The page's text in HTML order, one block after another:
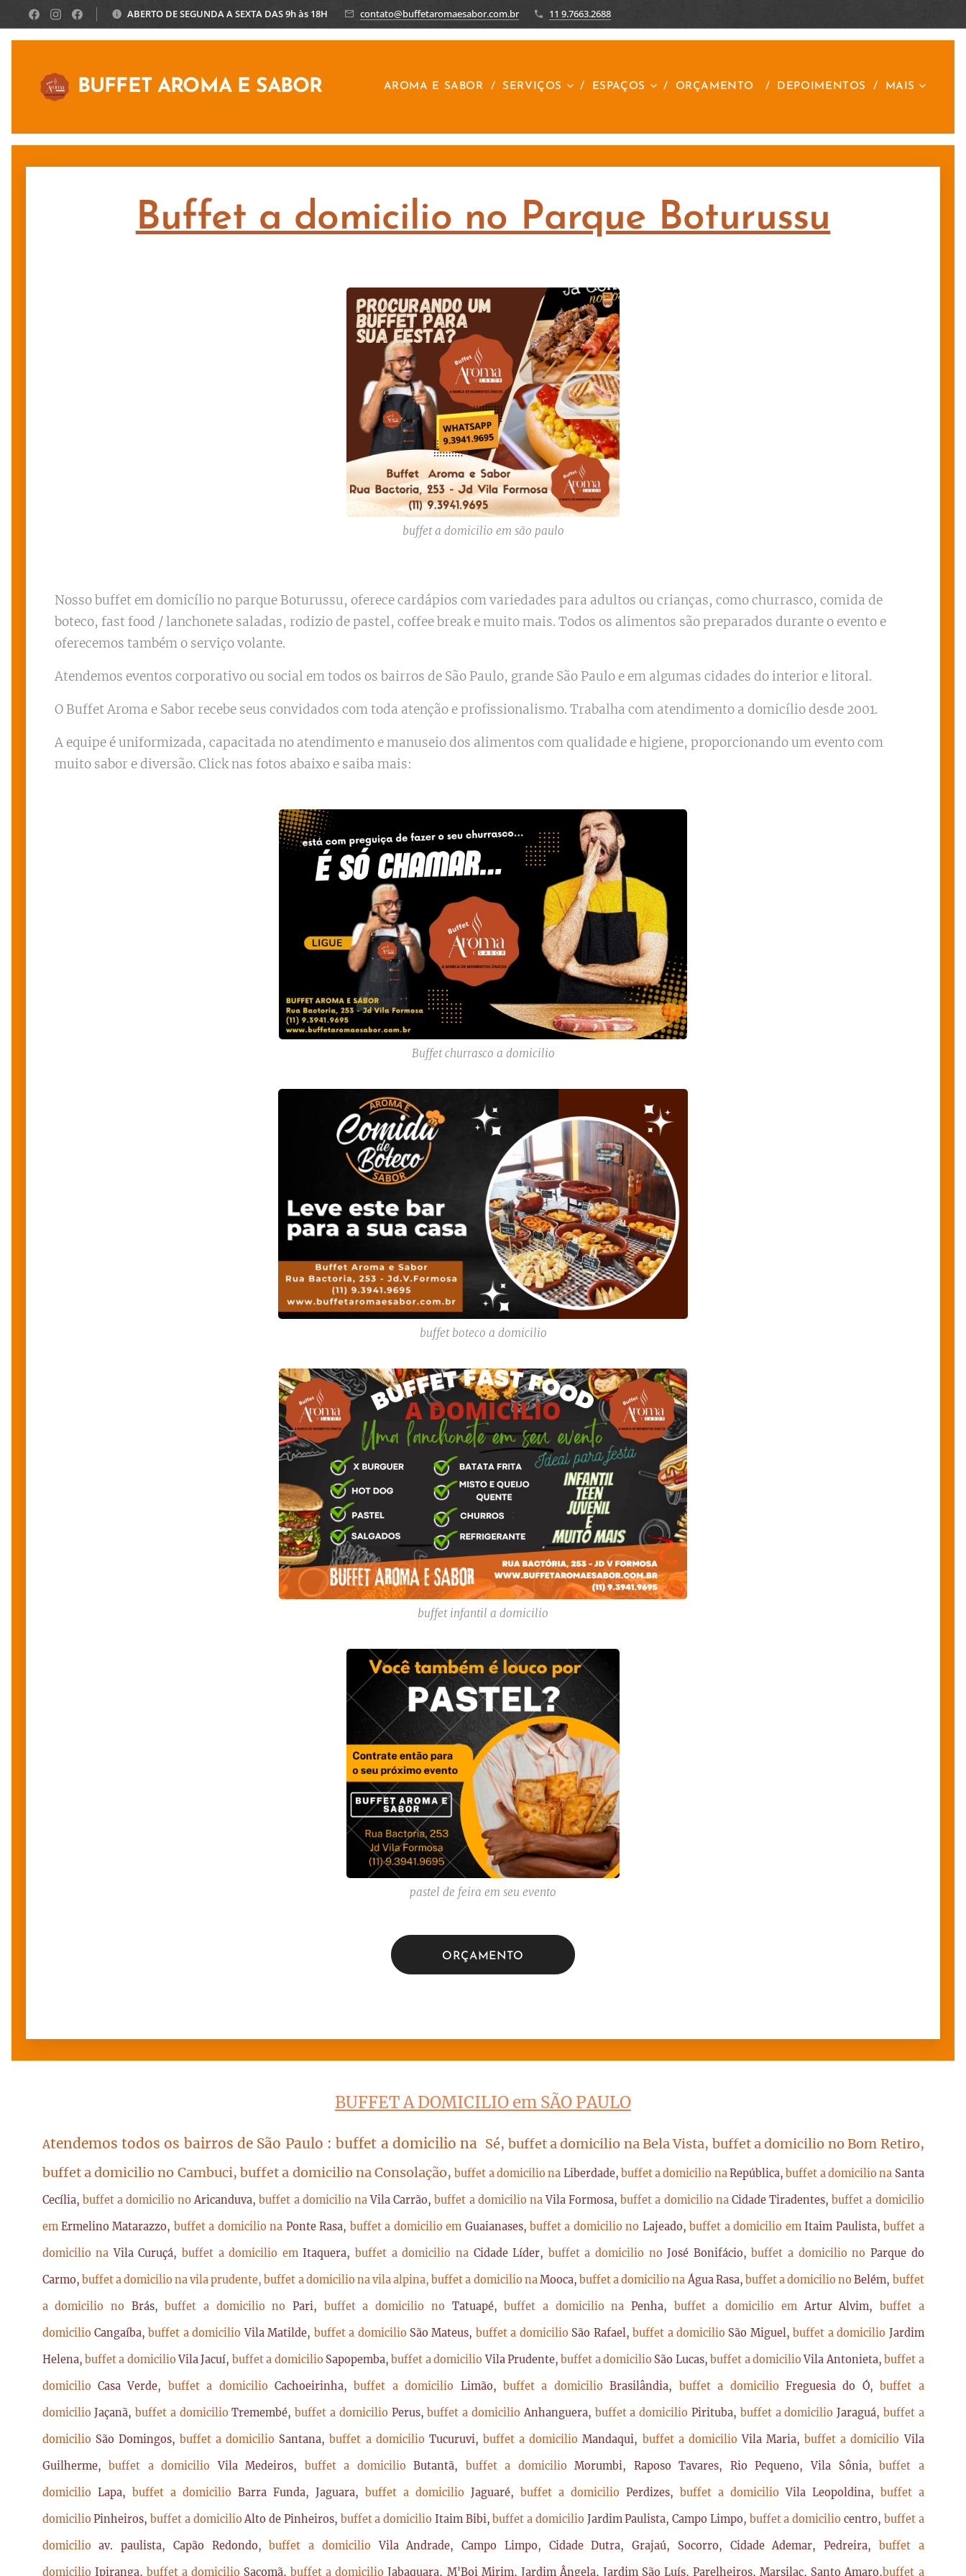
ABERTO DE SEGUNDA A SEXTA DAS 9h às 18H contato@buffetaromaesabor.com.br 11 9.7663.2688
BUFFET AROMA E SABOR AROMA E SABOR SERVIÇOS ESPAÇOS ORÇAMENTO DEPOIMENTOS MAIS
Buffet a domicilio no Parque Boturussu
buffet a domicilio em são paulo
Nosso buffet em domicílio no parque Boturussu, oferece cardápios com variedades para adultos ou crianças, como churrasco, comida de
boteco, fast food / lanchonete saladas, rodizio de pastel, coffee break e muito mais. Todos os alimentos são preparados durante o evento e
oferecemos também o serviço volante.
Atendemos eventos corporativo ou social em todos os bairros de São Paulo, grande São Paulo e em algumas cidades do interior e litoral.
O Buffet Aroma e Sabor recebe seus convidados com toda atenção e profissionalismo. Trabalha com atendimento a domicílio desde 2001.
A equipe é uniformizada, capacitada no atendimento e manuseio dos alimentos com qualidade e higiene, proporcionando um evento com
muito sabor e diversão. Click nas fotos abaixo e saiba mais:
Buffet churrasco a domicilio
buffet boteco a domicilio
buffet infantil a domicilio
pastel de feira em seu evento
ORÇAMENTO
BUFFET A DOMICILIO em SÃO PAULO
Atendemos todos os bairros de São Paulo : buffet a domicilio na Sé, buffet a domicilio na Bela Vista, buffet a domicilio no Bom Retiro,
buffet a domicilio no Cambuci, buffet a domicilio na Consolação,buffet a domicilio na Liberdade, buffet a domicilio naRepública,buffet a domicilio na Santa
Cecília, buffet a domicilio noAricanduva,buffet a domicilio naVila Carrão,buffet a domicilio naVila Formosa,buffet a domicilio na Cidade Tiradentes,buffet a domicilio
em Ermelino Matarazzo, buffet a domicilio na Ponte Rasa, buffet a domicilio em Guaianases,buffet a domicilio no Lajeado,buffet a domicilio emItaim Paulista,buffet a
domicilio naVila Curuçá, buffet a domicilio emItaquera,buffet a domicilio na Cidade Líder, buffet a domicilio noJosé Bonifácio,buffet a domicilio no Parque do
Carmo, buffet a domicilio na vila prudente,buffet a domicilio na vila alpina, buffet a domicilio naMooca,buffet a domicilio naÁgua Rasa, buffet a domicilio noBelém, buffet
a domicilio no Brás,buffet a domicilio noPari, buffet a domicilio no Tatuapé,buffet a domicilio naPenha, buffet a domicilio emArtur Alvim, buffet a
domicilio Cangaíba,buffet a domicilioVila Matilde, buffet a domicilio São Mateus, buffet a domicilio São Rafael,buffet a domicilio São Miguel,buffet a domicilio Jardim
Helena, buffet a domicilioVila Jacuí, buffet a domicilio Sapopemba,buffet a domicilioVila Prudente,buffet a domicilio São Lucas,buffet a domicilioVila Antonieta,buffet a
domicilio Casa Verde, buffet a domicilio Cachoeirinha,buffet a domicilio Limão,buffet a domicilioBrasilândia, buffet a domicilio Freguesia do Ó,buffet a
domicilioJaçanã,buffet a domicilioTremembé,buffet a domicilio Perus,buffet a domicilioAnhanguera, buffet a domicilio Pirituba, buffet a domicilioJaraguá, buffet a
domicilio São Domingos, buffet a domicilio Santana,buffet a domicilio Tucuruvi, buffet a domicilioMandaqui, buffet a domicilioVila Maria,buffet a domicilioVila
Guilherme,buffet a domicilioVila Medeiros, buffet a domicilioButantã, buffet a domicilioMorumbi, Raposo Tavares, Rio Pequeno, Vila Sônia,buffet a
domicilio Lapa, buffet a domicilio Barra Funda, Jaguara, buffet a domicilio Jaguaré, buffet a domicilio Perdizes, buffet a domicilioVila Leopoldina, buffet a
domicilioPinheiros,buffet a domicilioAlto de Pinheiros, buffet a domicilio Itaim Bibi,buffet a domicilio Jardim Paulista, Campo Limpo, buffet a domiciliocentro, buffet a
domicilioav. paulista, Capão Redondo,buffet a domicilioVila Andrade, Campo Limpo, Cidade Dutra, Grajaú, Socorro, Cidade Ademar, Pedreira, buffet a
domicilio Ipiranga, buffet a domicilio Sacomã,buffet a domicilioJabaquara, M'Boi Mirim, Jardim Ângela, Jardim São Luís, Parelheiros, Marsilac, Santo Amaro,buffet a